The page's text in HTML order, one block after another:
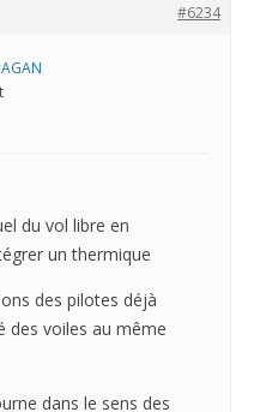
#6234
du vol libre en
un thermique
des pilotes déjà
des voiles au même
dans le sens des